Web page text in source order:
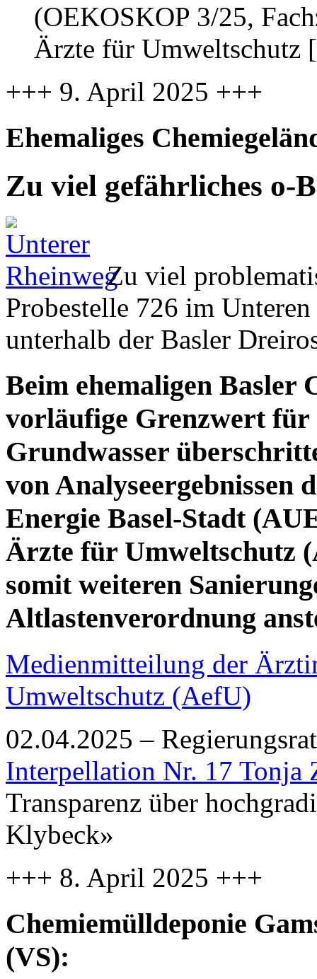
(OEKOSKOP 3/25,
Ärzte für Umweltschutz
+++ 9. April 2025 +++
Ehemaliges
Zu viel gefährliches o-
Zu viel
Probestelle 726 im
unterhalb der Basler
Beim ehemaligen Basler
vorläufige Grenzwert für
Grundwasser
von Analyseergebnissen
Energie Basel-Stadt
Ärzte für Umweltschutz
somit weiteren
Altlastenverordnung
Medienmitteilung der
Umweltschutz (AefU)
02.04.2025 –
Interpellation Nr. 17 Tonja
Transparenz über
Klybeck»
+++ 8. April 2025 +++
Chemiemülldeponie
(VS):